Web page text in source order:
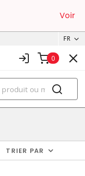
Voir
FR
0
TRIER PAR